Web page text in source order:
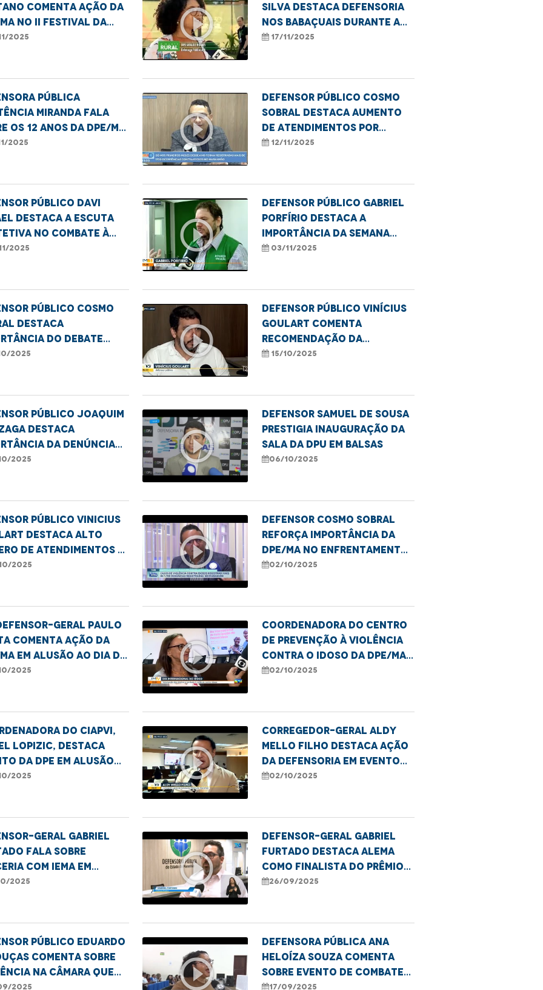
comenta ação da
MA no II Festival da
Negra
2025 play_circle_outline
Silva destaca Defensoria
nos Babaçuais durante a
COP30
17/11/2025
Pública
Miranda fala
os 12 anos da DPE/MA
Inês
2025 play_circle_outline
Defensor Público Cosmo
Sobral destaca aumento
de atendimentos por
violência contra idosos
12/11/2025
Público Davi
destaca a escuta
no combate à
infantil
2025 play_circle_outline
Defensor público Gabriel
Porfírio destaca a
importância da Semana
Nacional da conciliação
03/11/2025
público Cosmo
destaca
do debate
o uso medicinal da
2025 play_circle_outline
Defensor público Vinícius
Goulart comenta
recomendação da
Defensoria por mais
15/10/2025
público Joaquim
destaca
da denúncia
de meninas e
2025 play_circle_outline
Defensor Samuel de Sousa
prestigia inauguração da
sala da DPU em Balsas
06/10/2025
público Vinicius
destaca alto
de atendimentos a
pela DPE/MA
2025 play_circle_outline
Defensor Cosmo Sobral
reforça importância da
DPE/MA no enfrentamento
à violência contra idosos
02/10/2025
geral Paulo
comenta ação da
MA em alusão ao Dia da
Idosa
2025 play_circle_outline
Coordenadora do Centro
de Prevenção à Violência
contra o Idoso da DPE/MA,
Isabel Lopizic, destaca
02/10/2025
do CIAPVI,
Lopizic, destaca
da DPE em alusão
da Pessoa Idosa
2025 play_circle_outline
Corregedor-Geral Aldy
Mello Filho destaca ação
da Defensoria em evento
pelo Dia Internacional de
02/10/2025
geral Gabriel
fala sobre
com IEMA em
sustentável
2025 play_circle_outline
Defensor-geral Gabriel
Furtado destaca Alema
como finalista do Prêmio
ADPEMA
26/09/2025
Público Eduardo
comenta sobre
na Câmara que
a situação da
2025 play_circle_outline
Defensora pública Ana
Heloíza Souza comenta
sobre evento de combate
ao capacitismo em
17/09/2025